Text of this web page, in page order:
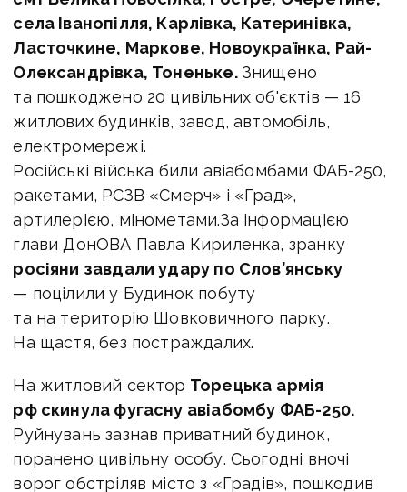
села Іванопілля, Карлівка, Катеринівка,
Ласточкине, Маркове, Новоукраїнка, Рай-
Олександрівка, Тоненьке. Знищено
та пошкоджено 20 цивільних об'єктів — 16
житлових будинків, завод, автомобіль,
електромережі.
Російські війська били авіабомбами ФАБ-250,
ракетами, РСЗВ «Смерч» і «Град»,
артилерією, мінометами.За інформацією
глави ДонОВА Павла Кириленка, зранку
росіяни завдали удару по Слов’янську
— поцілили у Будинок побуту
та на територію Шовковичного парку.
На щастя, без постраждалих.
На житловий сектор Торецька армія
рф скинула фугасну авіабомбу ФАБ-250.
Руйнувань зазнав приватний будинок,
поранено цивільну особу. Сьогодні вночі
ворог обстріляв місто з «Градів», пошкодив